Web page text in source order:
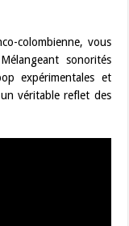
colombienne, vous
sonorités
expérimentales et
véritable reflet des